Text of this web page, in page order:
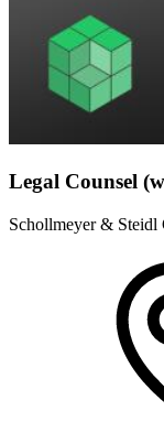
Legal Counsel
Schollmeyer & Steidl